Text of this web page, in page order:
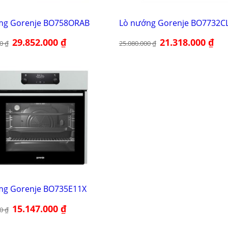
Gorenje BO758ORAB
₫ Giá
gốc
29.852.000 ₫Giá
Lò nướng Gorenje
25.080.000₫ Giá
gốc
21.318.000 ₫Giá
Gorenje BO735E11X
₫ Giá
gốc
15.147.000 ₫Giá